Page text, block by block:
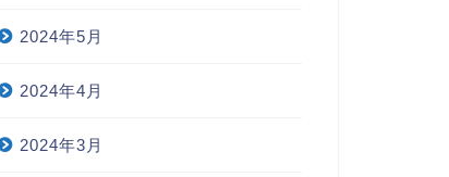
2024年5月
2024年4月
2024年3月